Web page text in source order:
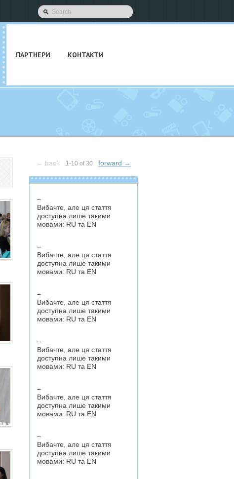
ПАРТНЕРИ КОНТАКТИ
← back 1-10 of 30 forward →
–
Вибачте, але ця стаття
доступна лише такими
мовами: RU та EN
–
Вибачте, але ця стаття
доступна лише такими
мовами: RU та EN
–
Вибачте, але ця стаття
доступна лише такими
мовами: RU та EN
–
Вибачте, але ця стаття
доступна лише такими
мовами: RU та EN
–
Вибачте, але ця стаття
доступна лише такими
мовами: RU та EN
–
Вибачте, але ця стаття
доступна лише такими
мовами: RU та EN